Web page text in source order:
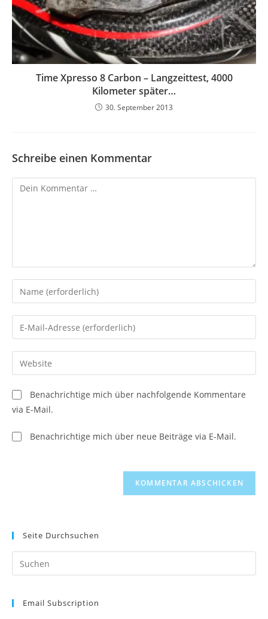
Time Xpresso 8 Carbon – Langzeittest, 4000
Kilometer später…
30. September 2013
Schreibe einen Kommentar
Kommentar
Gib
deinen
Namen
oder
zum
Kommentieren
ein
Gib
deine
E-
Mail-
zum
Kommentieren
Gib
deine
Website-
URL
(optional)
Benachrichtige mich über nachfolgende Kommentare
via E-Mail.
Benachrichtige mich über neue Beiträge via E-Mail.
Seite Durchsuchen
Email Subscription